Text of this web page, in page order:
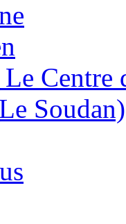
Centre
Soudan)